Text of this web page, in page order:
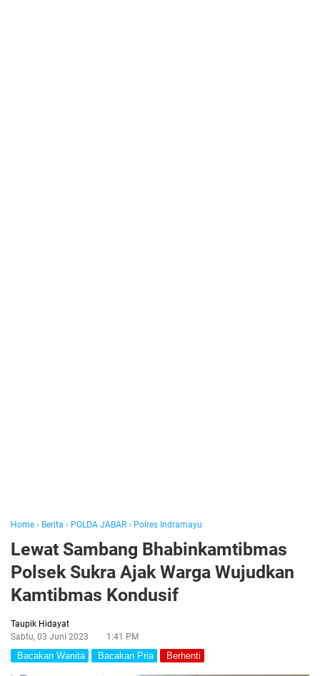
Home › Berita › POLDA JABAR › Polres Indramayu
Lewat Sambang Bhabinkamtibmas
Polsek Sukra Ajak Warga Wujudkan
Kamtibmas Kondusif
Taupik Hidayat
Sabtu, 03 Juni 2023
1:41 PM
Bacakan Wanita Bacakan Pria Berhenti